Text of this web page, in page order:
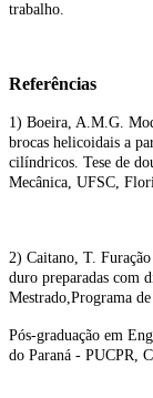
trabalho.
Referências
1) Boeira, A.M.G.
brocas helicoidais a
cilíndricos. Tese de
Mecânica, UFSC,
2) Caitano, T.
duro preparadas com
Mestrado,Programa de
Pós-graduação em
do Paraná - PUCPR,